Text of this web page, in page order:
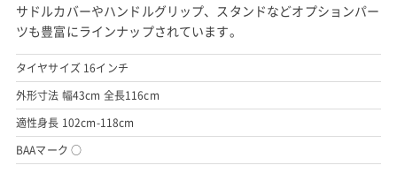
サドルカバーやハンドルグリップ、スタンドなどオプションパー
ツも豊富にラインナップされています。
タイヤサイズ 16インチ
外形寸法 幅43cm 全長116cm
適性身長 102cm-118cm
BAAマーク ○